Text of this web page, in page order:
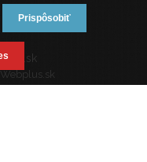
Prispôsobiť